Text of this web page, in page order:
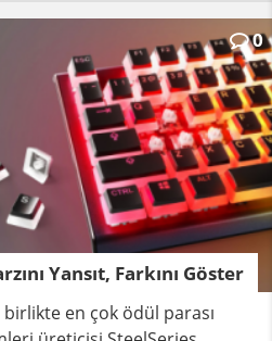
Yansıt, Farkını Göster
0
en çok ödül parası